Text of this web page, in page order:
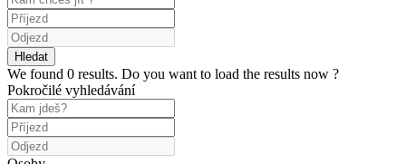
We found 0 results. Do you want to load the results now ?
Pokročilé vyhledávání